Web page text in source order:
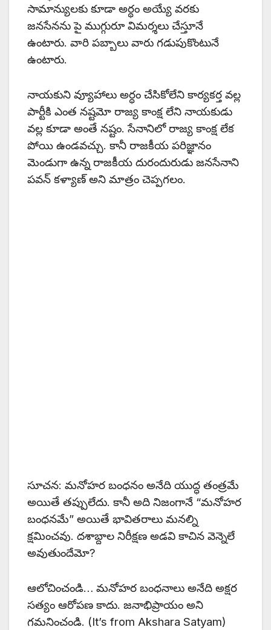
సామాన్యులకు కూడా అర్థం అయ్యే వరకు
జనసేనను పై ముగ్గురూ విమర్శలు చేస్తూనే
ఉంటారు. వారి పబ్బాలు వారు గడుపుకొంటునే
ఉంటారు.
నాయకుని వ్యూహాలు అర్ధం చేసికోలేని కార్యకర్త వల్ల
పార్టీకి ఎంత నష్టమో రాజ్య కాంక్ష లేని నాయకుడు
వల్ల కూడా అంతే నష్టం. సేనానిలో రాజ్య కాంక్ష లేక
పోయి ఉండవచ్చు. కానీ రాజకీయ పరిజ్ఞానం
మెండుగా ఉన్న రాజకీయ దురందురుడు జనసేనాని
పవన్ కళ్యాణ్ అని మాత్రం చెప్పగలం.
సూచన: మనోహర బంధనం అనేది యుద్ధ తంత్రమే
అయితే తప్పులేదు. కానీ అది నిజంగానే “మనోహర
బంధనమే” అయితే భావితరాలు మనల్ని
క్షమించవు. దశాబ్దాల నిరీక్షణ అడవి కాచిన వెన్నెలే
అవుతుందేమో?
ఆలోచించండి… మనోహర బంధనాలు అనేది అక్షర
సత్యం ఆరోపణ కాదు. జనాభిప్రాయం అని
గమనించండి. (It’s from Akshara Satyam)